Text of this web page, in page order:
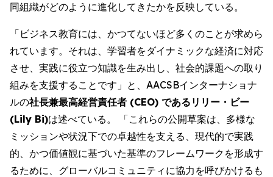
同組織がどのように進化してきたかを反映している。
「ビジネス教育には、かつてないほど多くのことが求めら
れています。それは、学習者をダイナミックな経済に対応
させ、実践に役立つ知識を生み出し、社会的課題への取り
組みを支援することです」と、AACSBインターナショナ
ルの社長兼最高経営責任者 (CEO) であるリリー・ビー
(Lily Bi)は述べている。 「これらの公開草案は、多様な
ミッションや状況下での卓越性を支える、現代的で実践
的、かつ価値観に基づいた基準のフレームワークを形成す
るために、グローバルコミュニティに協力を呼びかけるも